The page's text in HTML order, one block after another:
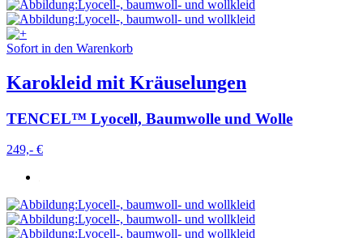
Sofort in den Warenkorb
Karokleid mit Kräuselungen
TENCEL™ Lyocell, Baumwolle und Wolle
249,- €